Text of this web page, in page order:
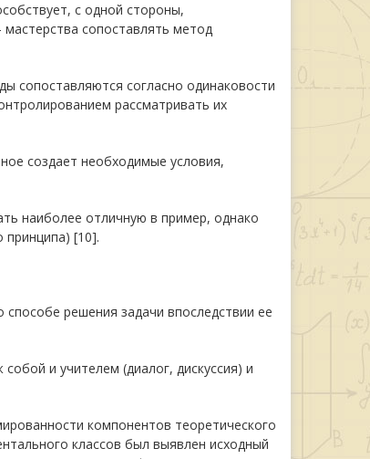
с одной стороны,
сопоставлять метод
сопоставляются согласно одинаковости
рассматривать их
создает необходимые условия,
наиболее отличную в пример, однако
[10].
решения задачи впоследствии ее
и учителем (диалог, дискуссия) и
компонентов теоретического
классов был выявлен исходный